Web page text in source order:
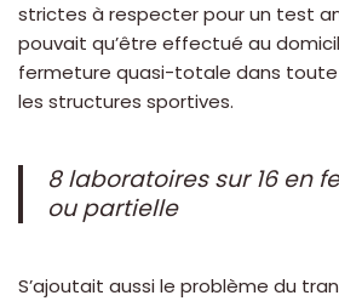
strictes à respecter pour un test
pouvait qu’être effectué au
fermeture quasi-totale dans toute
les structures sportives.
8 laboratoires sur 16 en
ou partielle
S’ajoutait aussi le problème du